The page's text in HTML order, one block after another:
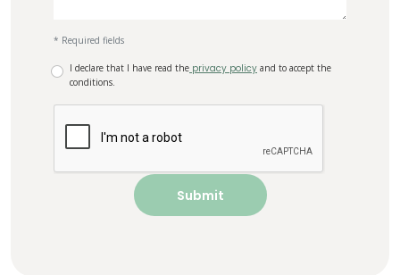
* Required fields
I declare that I have read the privacy policy and to accept the
conditions.